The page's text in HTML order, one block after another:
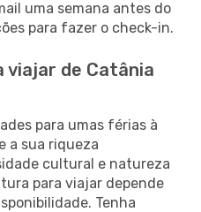
uma semana antes do
para fazer o check-in.
viajar de Catânia
para umas férias à
a sua riqueza
cultural e natureza
para viajar depende
Tenha